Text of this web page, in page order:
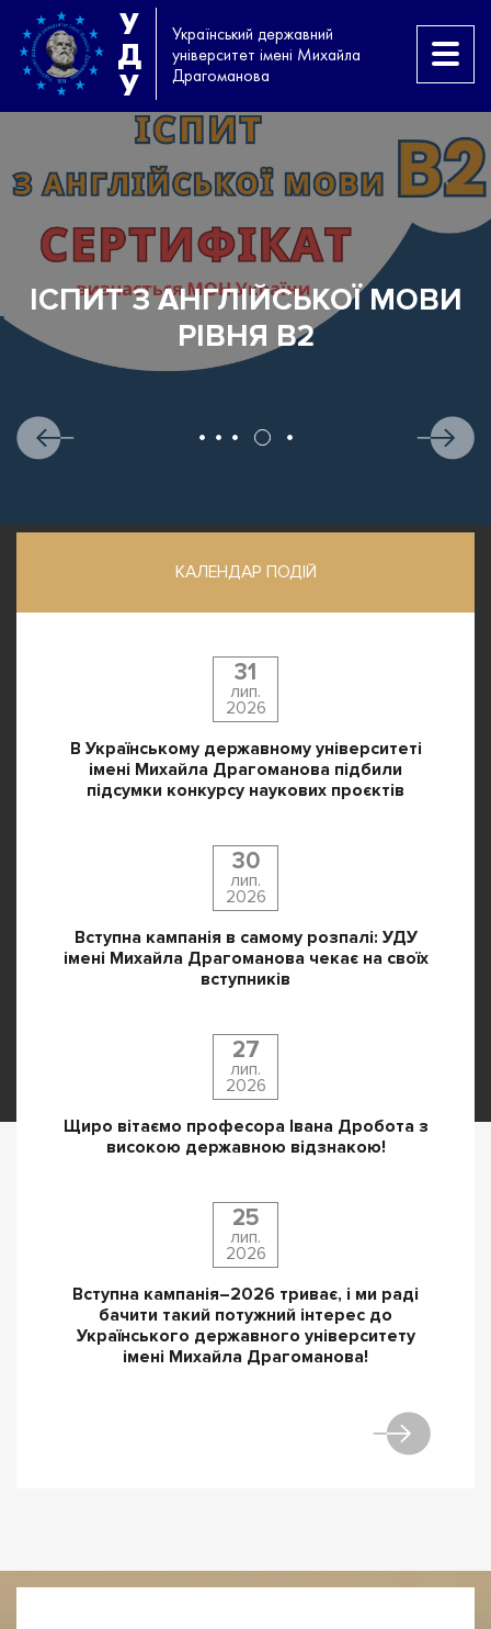
У
Д
У
Український державний
університет імені Михайла
Драгоманова
ІСПИТ З АНГЛІЙСЬКОЇ МОВИ
РІВНЯ B2
КАЛЕНДАР ПОДІЙ
31
лип.
2026
В Українському державному університеті
імені Михайла Драгоманова підбили
підсумки конкурсу наукових проєктів
30
лип.
2026
Вступна кампанія в самому розпалі: УДУ
імені Михайла Драгоманова чекає на своїх
вступників
27
лип.
2026
Щиро вітаємо професора Івана Дробота з
високою державною відзнакою!
25
лип.
2026
Вступна кампанія–2026 триває, і ми раді
бачити такий потужний інтерес до
Українського державного університету
імені Михайла Драгоманова!